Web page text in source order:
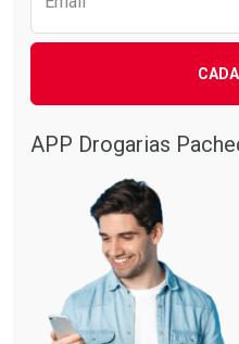
APP Drogarias